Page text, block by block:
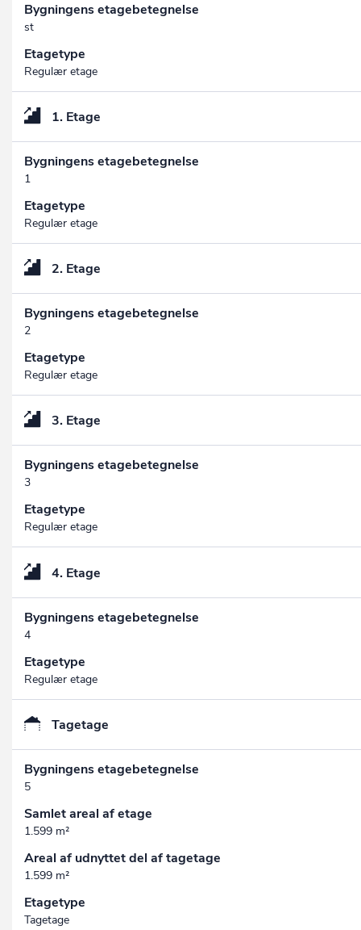
Bygningens etagebetegnelse
st
Etagetype
Regulær etage
1. Etage
Bygningens etagebetegnelse
1
Etagetype
Regulær etage
2. Etage
Bygningens etagebetegnelse
2
Etagetype
Regulær etage
3. Etage
Bygningens etagebetegnelse
3
Etagetype
Regulær etage
4. Etage
Bygningens etagebetegnelse
4
Etagetype
Regulær etage
Tagetage
Bygningens etagebetegnelse
5
Samlet areal af etage
1.599 m²
Areal af udnyttet del af tagetage
1.599 m²
Etagetype
Tagetage